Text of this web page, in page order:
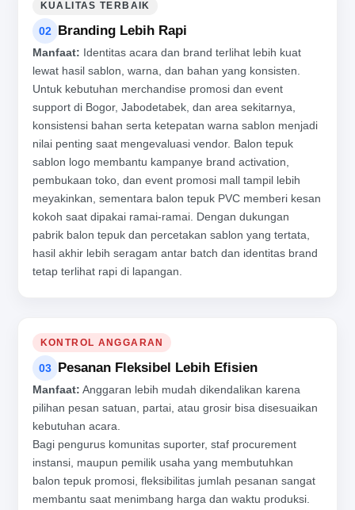
KUALITAS TERBAIK
02 Branding Lebih Rapi
Manfaat: Identitas acara dan brand terlihat lebih kuat
lewat hasil sablon, warna, dan bahan yang konsisten.
Untuk kebutuhan merchandise promosi dan event
support di Bogor, Jabodetabek, dan area sekitarnya,
konsistensi bahan serta ketepatan warna sablon menjadi
nilai penting saat mengevaluasi vendor. Balon tepuk
sablon logo membantu kampanye brand activation,
pembukaan toko, dan event promosi mall tampil lebih
meyakinkan, sementara balon tepuk PVC memberi kesan
kokoh saat dipakai ramai-ramai. Dengan dukungan
pabrik balon tepuk dan percetakan sablon yang tertata,
hasil akhir lebih seragam antar batch dan identitas brand
tetap terlihat rapi di lapangan.
KONTROL ANGGARAN
03 Pesanan Fleksibel Lebih Efisien
Manfaat: Anggaran lebih mudah dikendalikan karena
pilihan pesan satuan, partai, atau grosir bisa disesuaikan
kebutuhan acara.
Bagi pengurus komunitas suporter, staf procurement
instansi, maupun pemilik usaha yang membutuhkan
balon tepuk promosi, fleksibilitas jumlah pesanan sangat
membantu saat menimbang harga dan waktu produksi.